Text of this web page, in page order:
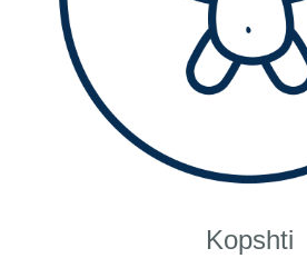
Kopshti